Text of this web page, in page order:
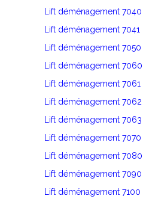
Lift déménagement
Lift déménagement 7041
Lift déménagement
Lift déménagement
Lift déménagement 7061
Lift déménagement 7062
Lift déménagement
Lift déménagement
Lift déménagement
Lift déménagement
Lift déménagement 7100